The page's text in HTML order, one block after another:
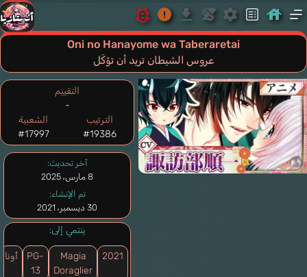
Oni no Hanayome wa Taberaretai
عروس الشيطان تريد أن تؤكَل
آخر تحديث:
8 مارس، 2025
تم الإنشاء:
30 ديسمبر، 2021
ينتمي إلى:
2021
Magia
Doraglier
PG-
13
أونا
التقييم
-
الترتيب
#19386
الشعبية
#17997